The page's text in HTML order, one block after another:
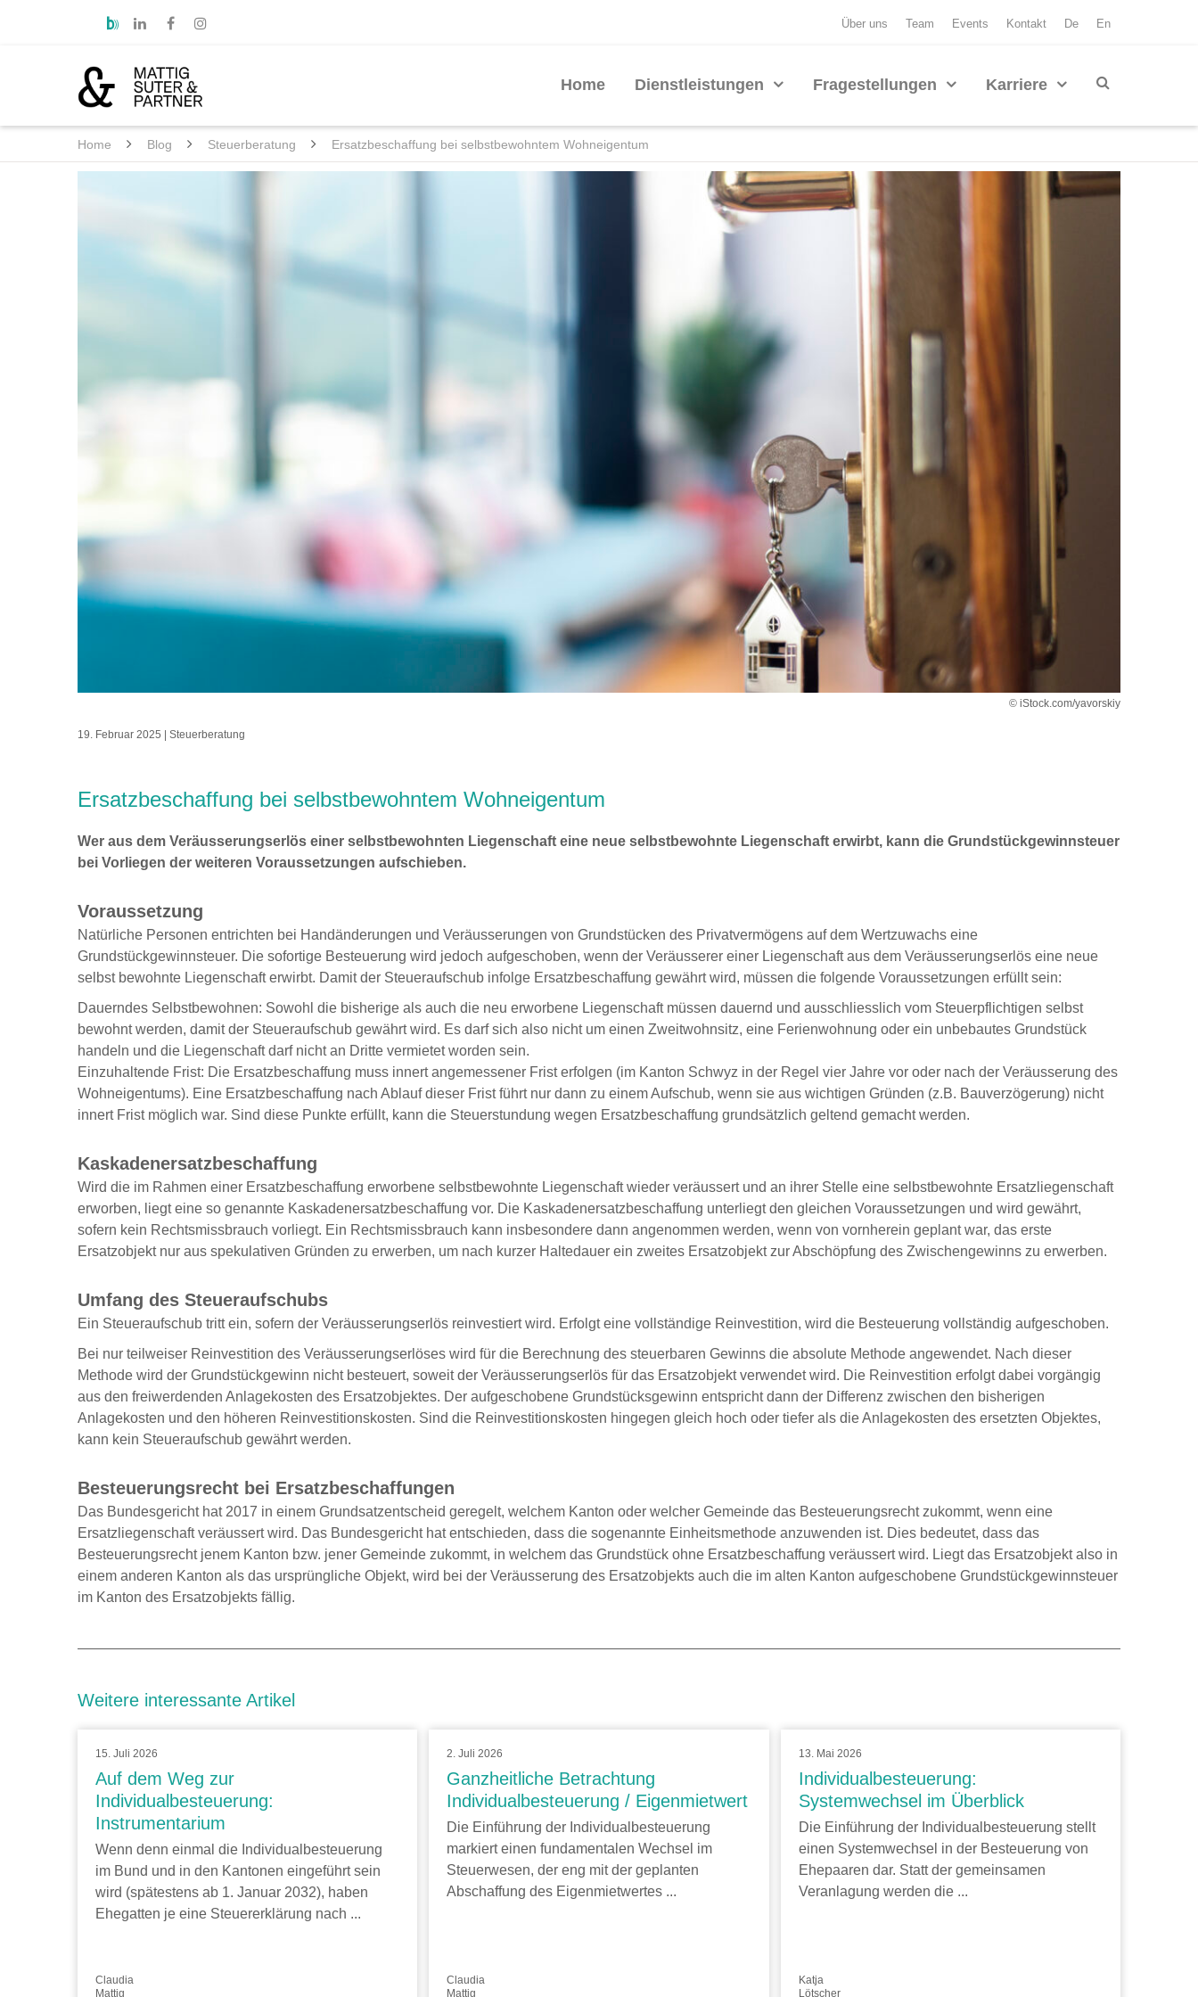
Über uns Team Events Kontakt De En
Home Dienstleistungen Fragestellungen Karriere
Home Blog Steuerberatung Ersatzbeschaffung bei selbstbewohntem Wohneigentum
© iStock.com/yavorskiy
19. Februar 2025 Steuerberatung
Ersatzbeschaffung bei selbstbewohntem Wohneigentum
Wer aus dem Veräusserungserlös einer selbstbewohnten Liegenschaft eine neue selbstbewohnte Liegenschaft erwirbt, kann die Grundstückgewinnsteuer
bei Vorliegen der weiteren Voraussetzungen aufschieben.
Voraussetzung
Natürliche Personen entrichten bei Handänderungen und Veräusserungen von Grundstücken des Privatvermögens auf dem Wertzuwachs eine
Grundstückgewinnsteuer. Die sofortige Besteuerung wird jedoch aufgeschoben, wenn der Veräusserer einer Liegenschaft aus dem Veräusserungserlös eine neue
selbst bewohnte Liegenschaft erwirbt. Damit der Steueraufschub infolge Ersatzbeschaffung gewährt wird, müssen die folgende Voraussetzungen erfüllt sein:
Dauerndes Selbstbewohnen: Sowohl die bisherige als auch die neu erworbene Liegenschaft müssen dauernd und ausschliesslich vom Steuerpflichtigen selbst
bewohnt werden, damit der Steueraufschub gewährt wird. Es darf sich also nicht um einen Zweitwohnsitz, eine Ferienwohnung oder ein unbebautes Grundstück
handeln und die Liegenschaft darf nicht an Dritte vermietet worden sein.
Einzuhaltende Frist: Die Ersatzbeschaffung muss innert angemessener Frist erfolgen (im Kanton Schwyz in der Regel vier Jahre vor oder nach der Veräusserung des
Wohneigentums). Eine Ersatzbeschaffung nach Ablauf dieser Frist führt nur dann zu einem Aufschub, wenn sie aus wichtigen Gründen (z.B. Bauverzögerung) nicht
innert Frist möglich war. Sind diese Punkte erfüllt, kann die Steuerstundung wegen Ersatzbeschaffung grundsätzlich geltend gemacht werden.
Kaskadenersatzbeschaffung
Wird die im Rahmen einer Ersatzbeschaffung erworbene selbstbewohnte Liegenschaft wieder veräussert und an ihrer Stelle eine selbstbewohnte Ersatzliegenschaft
erworben, liegt eine so genannte Kaskadenersatzbeschaffung vor. Die Kaskadenersatzbeschaffung unterliegt den gleichen Voraussetzungen und wird gewährt,
sofern kein Rechtsmissbrauch vorliegt. Ein Rechtsmissbrauch kann insbesondere dann angenommen werden, wenn von vornherein geplant war, das erste
Ersatzobjekt nur aus spekulativen Gründen zu erwerben, um nach kurzer Haltedauer ein zweites Ersatzobjekt zur Abschöpfung des Zwischengewinns zu erwerben.
Umfang des Steueraufschubs
Ein Steueraufschub tritt ein, sofern der Veräusserungserlös reinvestiert wird. Erfolgt eine vollständige Reinvestition, wird die Besteuerung vollständig aufgeschoben.
Bei nur teilweiser Reinvestition des Veräusserungserlöses wird für die Berechnung des steuerbaren Gewinns die absolute Methode angewendet. Nach dieser
Methode wird der Grundstückgewinn nicht besteuert, soweit der Veräusserungserlös für das Ersatzobjekt verwendet wird. Die Reinvestition erfolgt dabei vorgängig
aus den freiwerdenden Anlagekosten des Ersatzobjektes. Der aufgeschobene Grundstücksgewinn entspricht dann der Differenz zwischen den bisherigen
Anlagekosten und den höheren Reinvestitionskosten. Sind die Reinvestitionskosten hingegen gleich hoch oder tiefer als die Anlagekosten des ersetzten Objektes,
kann kein Steueraufschub gewährt werden.
Besteuerungsrecht bei Ersatzbeschaffungen
Das Bundesgericht hat 2017 in einem Grundsatzentscheid geregelt, welchem Kanton oder welcher Gemeinde das Besteuerungsrecht zukommt, wenn eine
Ersatzliegenschaft veräussert wird. Das Bundesgericht hat entschieden, dass die sogenannte Einheitsmethode anzuwenden ist. Dies bedeutet, dass das
Besteuerungsrecht jenem Kanton bzw. jener Gemeinde zukommt, in welchem das Grundstück ohne Ersatzbeschaffung veräussert wird. Liegt das Ersatzobjekt also in
einem anderen Kanton als das ursprüngliche Objekt, wird bei der Veräusserung des Ersatzobjekts auch die im alten Kanton aufgeschobene Grundstückgewinnsteuer
im Kanton des Ersatzobjekts fällig.
Weitere interessante Artikel
15. Juli 2026
Auf dem Weg zur
Individualbesteuerung:
Instrumentarium
Wenn denn einmal die Individualbesteuerung
im Bund und in den Kantonen eingeführt sein
wird (spätestens ab 1. Januar 2032), haben
Ehegatten je eine Steuererklärung nach ...
Claudia
Mattig
2. Juli 2026
Ganzheitliche Betrachtung
Individualbesteuerung / Eigenmietwert
Die Einführung der Individualbesteuerung
markiert einen fundamentalen Wechsel im
Steuerwesen, der eng mit der geplanten
Abschaffung des Eigenmietwertes ...
Claudia
Mattig
13. Mai 2026
Individualbesteuerung:
Systemwechsel im Überblick
Die Einführung der Individualbesteuerung stellt
einen Systemwechsel in der Besteuerung von
Ehepaaren dar. Statt der gemeinsamen
Veranlagung werden die ...
Katja
Lötscher